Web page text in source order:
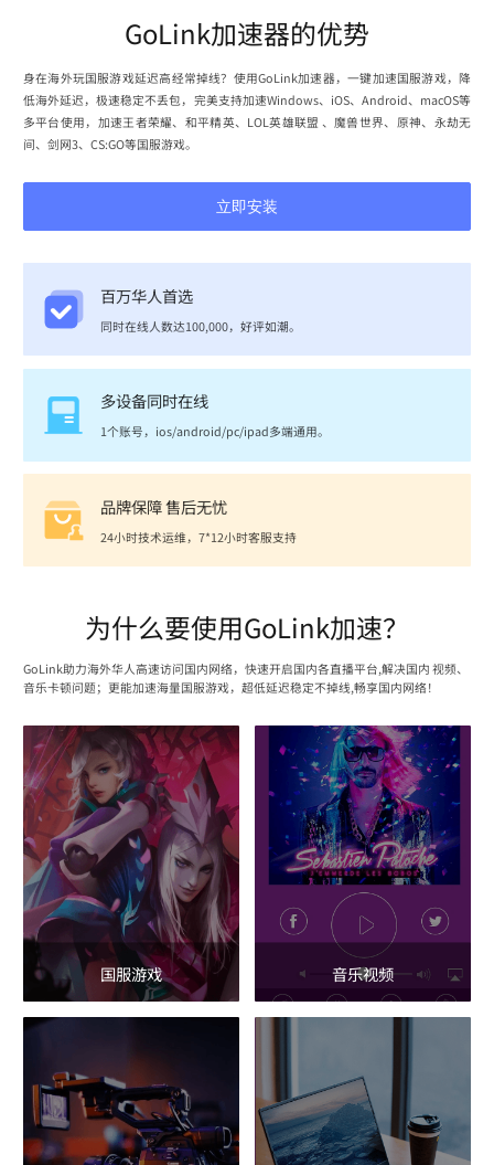
GoLink加速器的优势
身在海外玩国服游戏延迟高经常掉线？使用GoLink加速器，一键加速国服游戏，降
低海外延迟，极速稳定不丢包，完美支持加速Windows、iOS、Android、macOS等
多平台使用，加速王者荣耀、和平精英、LOL英雄联盟 、魔兽世界、原神、永劫无
间、剑网3、CS:GO等国服游戏。
立即安装
百万华人首选
同时在线人数达100,000，好评如潮。
多设备同时在线
1个账号，ios/android/pc/ipad多端通用。
品牌保障 售后无忧
24小时技术运维，7*12小时客服支持
为什么要使用GoLink加速？
GoLink助力海外华人高速访问国内网络，快速开启国内各直播平台,解决国内 视频、
音乐卡顿问题；更能加速海量国服游戏，超低延迟稳定不掉线,畅享国内网络！
国服游戏 音乐视频